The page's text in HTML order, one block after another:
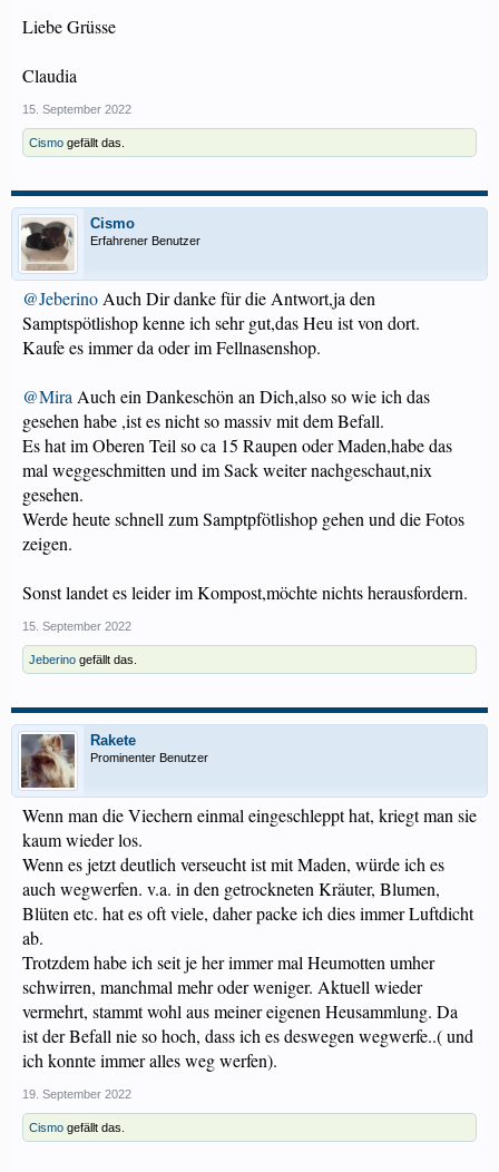
Liebe Grüsse
Claudia
15. September 2022
Cismo gefällt das.
Cismo
Erfahrener Benutzer
@Jeberino Auch Dir danke für die Antwort,ja den
Samptspötlishop kenne ich sehr gut,das Heu ist von dort.
Kaufe es immer da oder im Fellnasenshop.
@Mira Auch ein Dankeschön an Dich,also so wie ich das
gesehen habe ,ist es nicht so massiv mit dem Befall.
Es hat im Oberen Teil so ca 15 Raupen oder Maden,habe das
mal weggeschmitten und im Sack weiter nachgeschaut,nix
gesehen.
Werde heute schnell zum Samptpfötlishop gehen und die Fotos
zeigen.
Sonst landet es leider im Kompost,möchte nichts herausfordern.
15. September 2022
Jeberino gefällt das.
Rakete
Prominenter Benutzer
Wenn man die Viechern einmal eingeschleppt hat, kriegt man sie
kaum wieder los.
Wenn es jetzt deutlich verseucht ist mit Maden, würde ich es
auch wegwerfen. v.a. in den getrockneten Kräuter, Blumen,
Blüten etc. hat es oft viele, daher packe ich dies immer Luftdicht
ab.
Trotzdem habe ich seit je her immer mal Heumotten umher
schwirren, manchmal mehr oder weniger. Aktuell wieder
vermehrt, stammt wohl aus meiner eigenen Heusammlung. Da
ist der Befall nie so hoch, dass ich es deswegen wegwerfe..( und
ich konnte immer alles weg werfen).
19. September 2022
Cismo gefällt das.